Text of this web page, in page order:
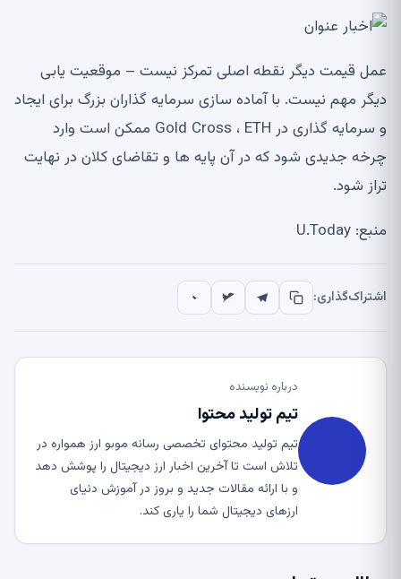
عمل قیمت دیگر نقطه اصلی تمرکز نیست – موقعیت یابی
دیگر مهم نیست. با آماده سازی سرمایه گذاران بزرگ برای ایجاد
و سرمایه گذاری در Gold Cross ، ETH ممکن است وارد
چرخه جدیدی شود که در آن پایه ها و تقاضای کلان در نهایت
تراز شود.
منبع: U.Today
اشتراک‌گذاری:
درباره نویسنده
تیم تولید محتوا
تیم تولید محتوای تخصصی رسانه موبو ارز همواره در
تلاش است تا آخرین اخبار ارز دیجیتال را پوشش دهد
و با ارائه مقالات جدید و بروز در آموزش دنیای
ارزهای دیجیتال شما را یاری کند.